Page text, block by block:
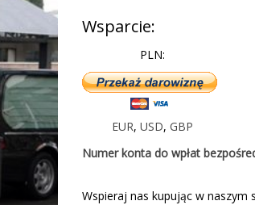
Wsparcie:
PLN:
EUR,USD,GBP
Numer konta do wpłat
Wspieraj nas kupując w naszym